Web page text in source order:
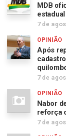
MDB
7 de
OPINIÃO
Após
7 de
OPINIÃO
Nabor
reforça
7 de